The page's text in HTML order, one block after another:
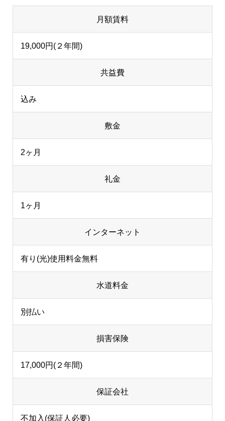
月額賃料
19,000円(２年間)
共益費
込み
敷金
2ヶ月
礼金
1ヶ月
インターネット
有り(光)使用料金無料
水道料金
別払い
損害保険
17,000円(２年間)
保証会社
不加入(保証人必要)